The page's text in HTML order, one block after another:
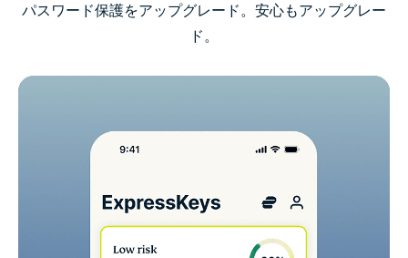
パスワード保護をアップグレード。安心もアップグレー
ド。